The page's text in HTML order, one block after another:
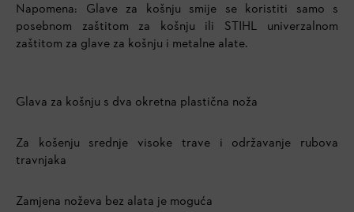
Napomena: Glave za košnju smije se koristiti samo s
posebnom zaštitom za košnju ili STIHL univerzalnom
zaštitom za glave za košnju i metalne alate.
Glava za košnju s dva okretna plastična noža
Za košenju srednje visoke trave i održavanje rubova
travnjaka
Zamjena noževa bez alata je moguća